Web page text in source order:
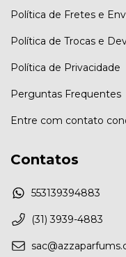
Política de Fretes e
Política de Trocas e
Política de Privacidade
Perguntas Frequentes
Entre com contato
Contatos
553139394883
(31) 3939-4883